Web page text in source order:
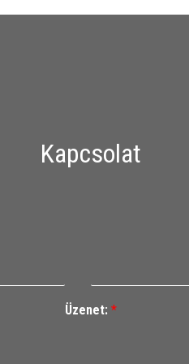
Kapcsolat
Üzenet: *